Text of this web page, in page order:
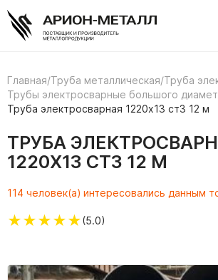
Главная/Труба металлическая/Труба
Трубы электросварные большого
Труба электросварная 1220х13 ст3 12 м
ТРУБА
1220Х13 СТ3 12 М
114 человек(а) интересовались данным
★★★★★(5.0)